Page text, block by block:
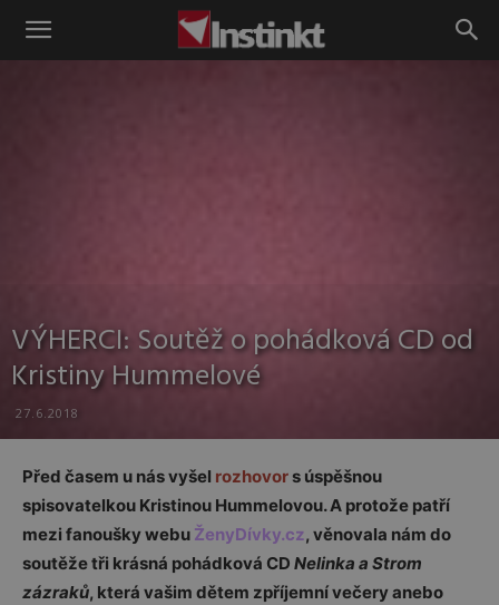
Instinkt
VÝHERCI: Soutěž o pohádková CD od
Kristiny Hummelové
27.6.2018
Před časem u nás vyšel rozhovor s úspěšnou
spisovatelkou Kristinou Hummelovou. A protože patří
mezi fanoušky webu ŽenyDívky.cz, věnovala nám do
soutěže tři krásná pohádková CD Nelinka a Strom
zázraků, která vašim dětem zpříjemní večery anebo